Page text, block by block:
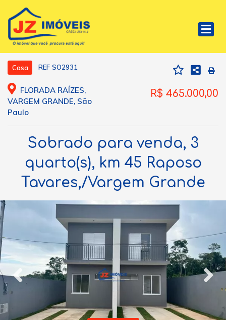
Casa REF SO2931
FLORADA RAÍZES,
VARGEM GRANDE, São
Paulo
R$ 465.000,00
Sobrado para venda, 3
quarto(s), km 45 Raposo
Tavares,/Vargem Grande